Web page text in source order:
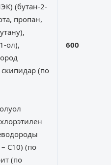
(бутан-2-
пропан,
ол),
(по
C10) (по
(по
600